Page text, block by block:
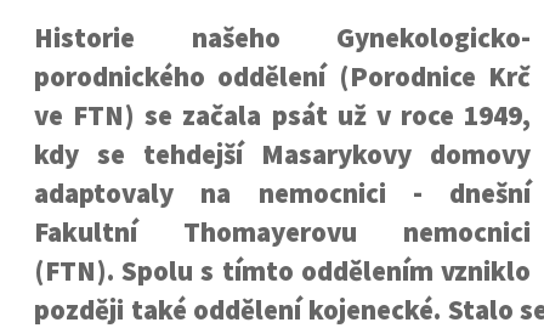
Historie našeho Gynekologicko-
porodnického oddělení (Porodnice Krč
ve FTN) se začala psát už v roce 1949,
kdy se tehdejší Masarykovy domovy
adaptovaly na nemocnici - dnešní
Fakultní Thomayerovu nemocnici
(FTN). Spolu s tímto oddělením vzniklo
později také oddělení kojenecké. Stalo